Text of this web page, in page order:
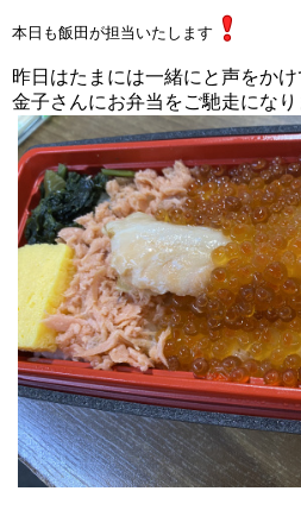
本日も飯田が担当いたします
昨日はたまには一緒にと声をかけ
金子さんにお弁当をご馳走になり